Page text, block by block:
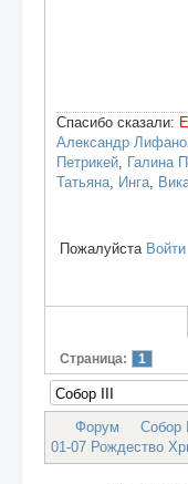
Спасибо сказали:
Александр
Петрикей, Галина
Татьяна, Инга,
Пожалуйста Войти
Страница: 1
Форум Собор
01-07 Рождество